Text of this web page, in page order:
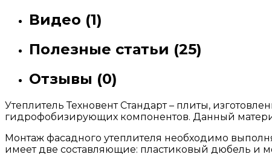
Видео (1)
Полезные статьи (25)
Отзывы (0)
Утеплитель Техновент Стандарт – плиты,
гидрофобизирующих компонентов. Данный
Монтаж фасадного утеплителя необходимо
имеет две составляющие: пластиковый дюбель и